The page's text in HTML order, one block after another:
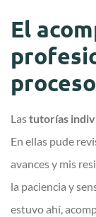
El
proceso
Lastutorías
En ellas pude
avances y mis
la paciencia y
estuvo ahí,